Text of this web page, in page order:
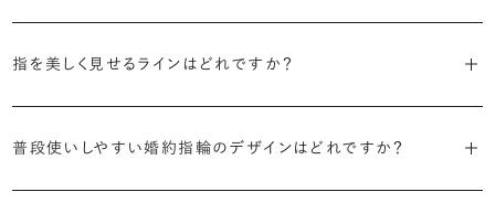
・「エタニティ」
るという点でも人気があります。
ン。手元にしっかりと存在感を添えてくれます。
絞り、次にアームのフォルム（ストレート／ウェーブ／V字）と素材（プ
・年齢を重ねても似合うリングを目指す
は実物を指に着けて見え方を確かめることです。
指を美しく見せるラインはどれですか？
見えやすいと言われています。
普段使いしやすい婚約指輪のデザインはどれですか？